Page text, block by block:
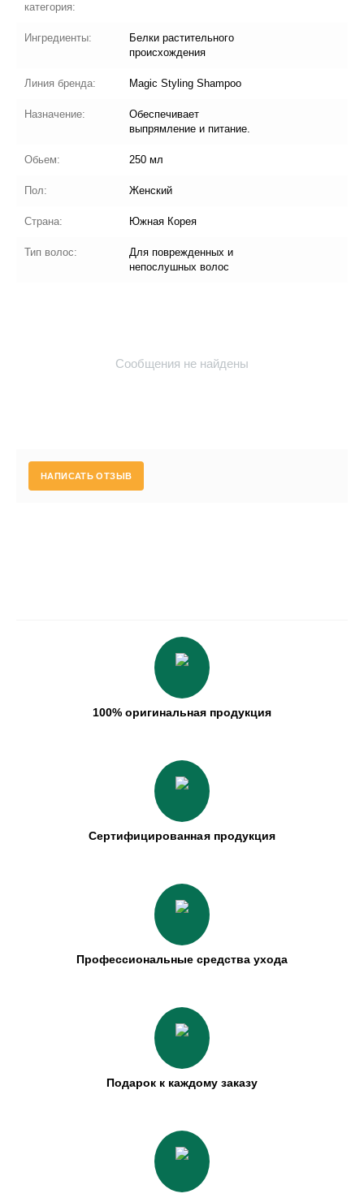
категория:
Ингредиенты:
Белки растительного
происхождения
Линия бренда: Magic Styling Shampoo
Назначение:
Обеспечивает
выпрямление и питание.
Обьем: 250 мл
Пол: Женский
Страна: Южная Корея
Тип волос:
Для поврежденных и
непослушных волос
Сообщения не найдены
НАПИСАТЬ ОТЗЫВ
100% оригинальная продукция
Сертифицированная продукция
Профессиональные средства ухода
Подарок к каждому заказу